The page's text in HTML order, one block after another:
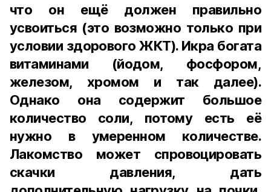
что он ещё должен правильно
усвоиться (это возможно только при
условии здорового ЖКТ). Икра богата
витаминами (йодом, фосфором,
железом, хромом и так далее).
Однако она содержит большое
количество соли, потому есть её
нужно в умеренном количестве.
Лакомство может спровоцировать
скачки давления, дать